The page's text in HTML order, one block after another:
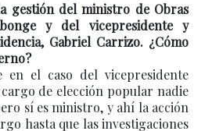
gestión del ministro de Obras
y del vicepresidente y
Gabriel Carrizo. ¿Cómo
en el caso del vicepresidente
de elección popular nadie
sí es ministro, y ahí la acción
hasta que las investigaciones